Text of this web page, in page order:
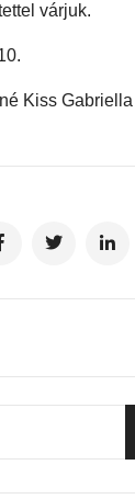
várjuk.
Kiss Gabriella